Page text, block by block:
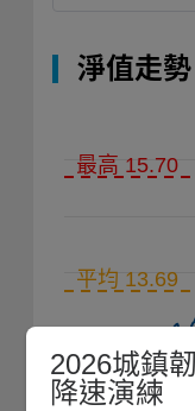
淨值走勢
最高 15.70
平均 13.69
2026城鎮
降速演練